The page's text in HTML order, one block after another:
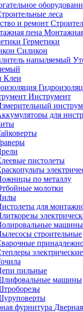
леса
Герметики
Силикон
Клеи
Инструмент
для
пистолеты
по металлу
молотки
для
машины
строительные
электрические
пильные
машины